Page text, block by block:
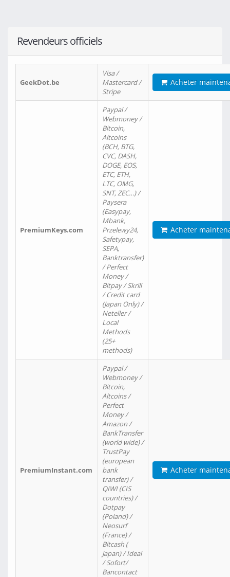
Revendeurs officiels
GeekDot.be
Visa /
Mastercard /
Stripe
Acheter
PremiumKeys.com
Paypal /
Webmoney /
Bitcoin,
Altcoins
(BCH, BTG,
CVC, DASH,
DOGE, EOS,
ETC, ETH,
LTC, OMG,
SNT, ZEC…) /
Paysera
(Easypay,
Mbank,
Przelewy24,
Safetypay,
SEPA,
Banktransfer)
/ Perfect
Money /
Bitpay / Skrill
/ Credit card
(Japan Only) /
Neteller /
Local
Methods
(25+
methods)
Acheter
PremiumInstant.com
Paypal /
Webmoney /
Bitcoin,
Altcoins /
Perfect
Money /
Amazon /
BankTransfer
(world wide) /
TrustPay
(european
bank
transfer) /
QIWI (CIS
countries) /
Dotpay
(Poland) /
Neosurf
(France) /
Bitcash (
Japan) / Ideal
/ Sofort/
Bancontact
Acheter